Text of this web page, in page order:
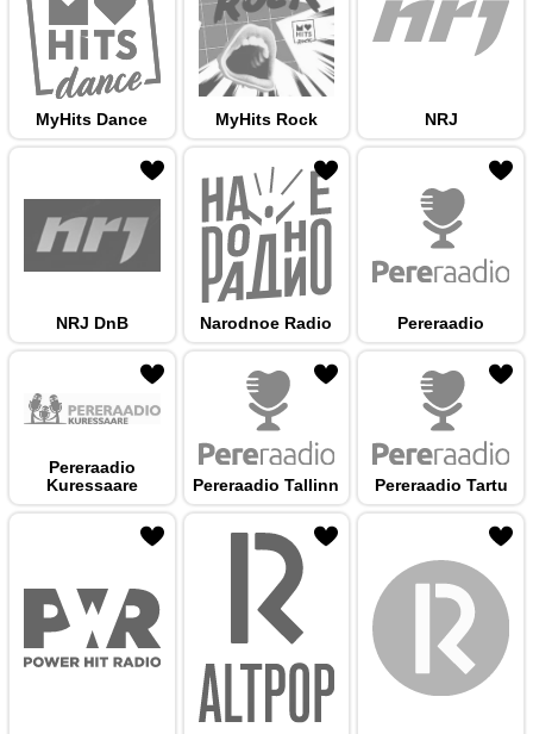
MyHits Dance MyHits Rock NRJ
NRJ DnB Narodnoe Radio Pereraadio
Pereraadio
Kuressaare
Pereraadio Tallinn Pereraadio Tartu